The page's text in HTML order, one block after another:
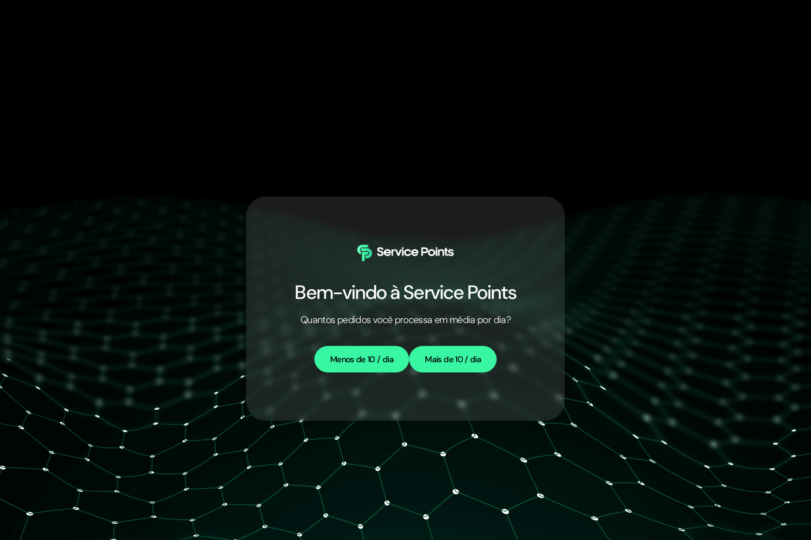
Bem-vindo à Service Points
Quantos pedidos você processa em média por dia?
Menos de 10 / dia Mais de 10 / dia